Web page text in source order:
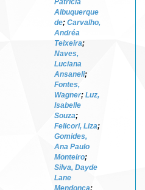
Albuquerque
de; Carvalho,
Andréa
Teixeira;
Naves,
Luciana
Ansaneli;
Fontes,
Wagner; Luz,
Isabelle
Souza;
Felicori, Liza;
Gomides,
Ana Paulo
Monteiro;
Silva, Dayde
Lane
Mendonça;